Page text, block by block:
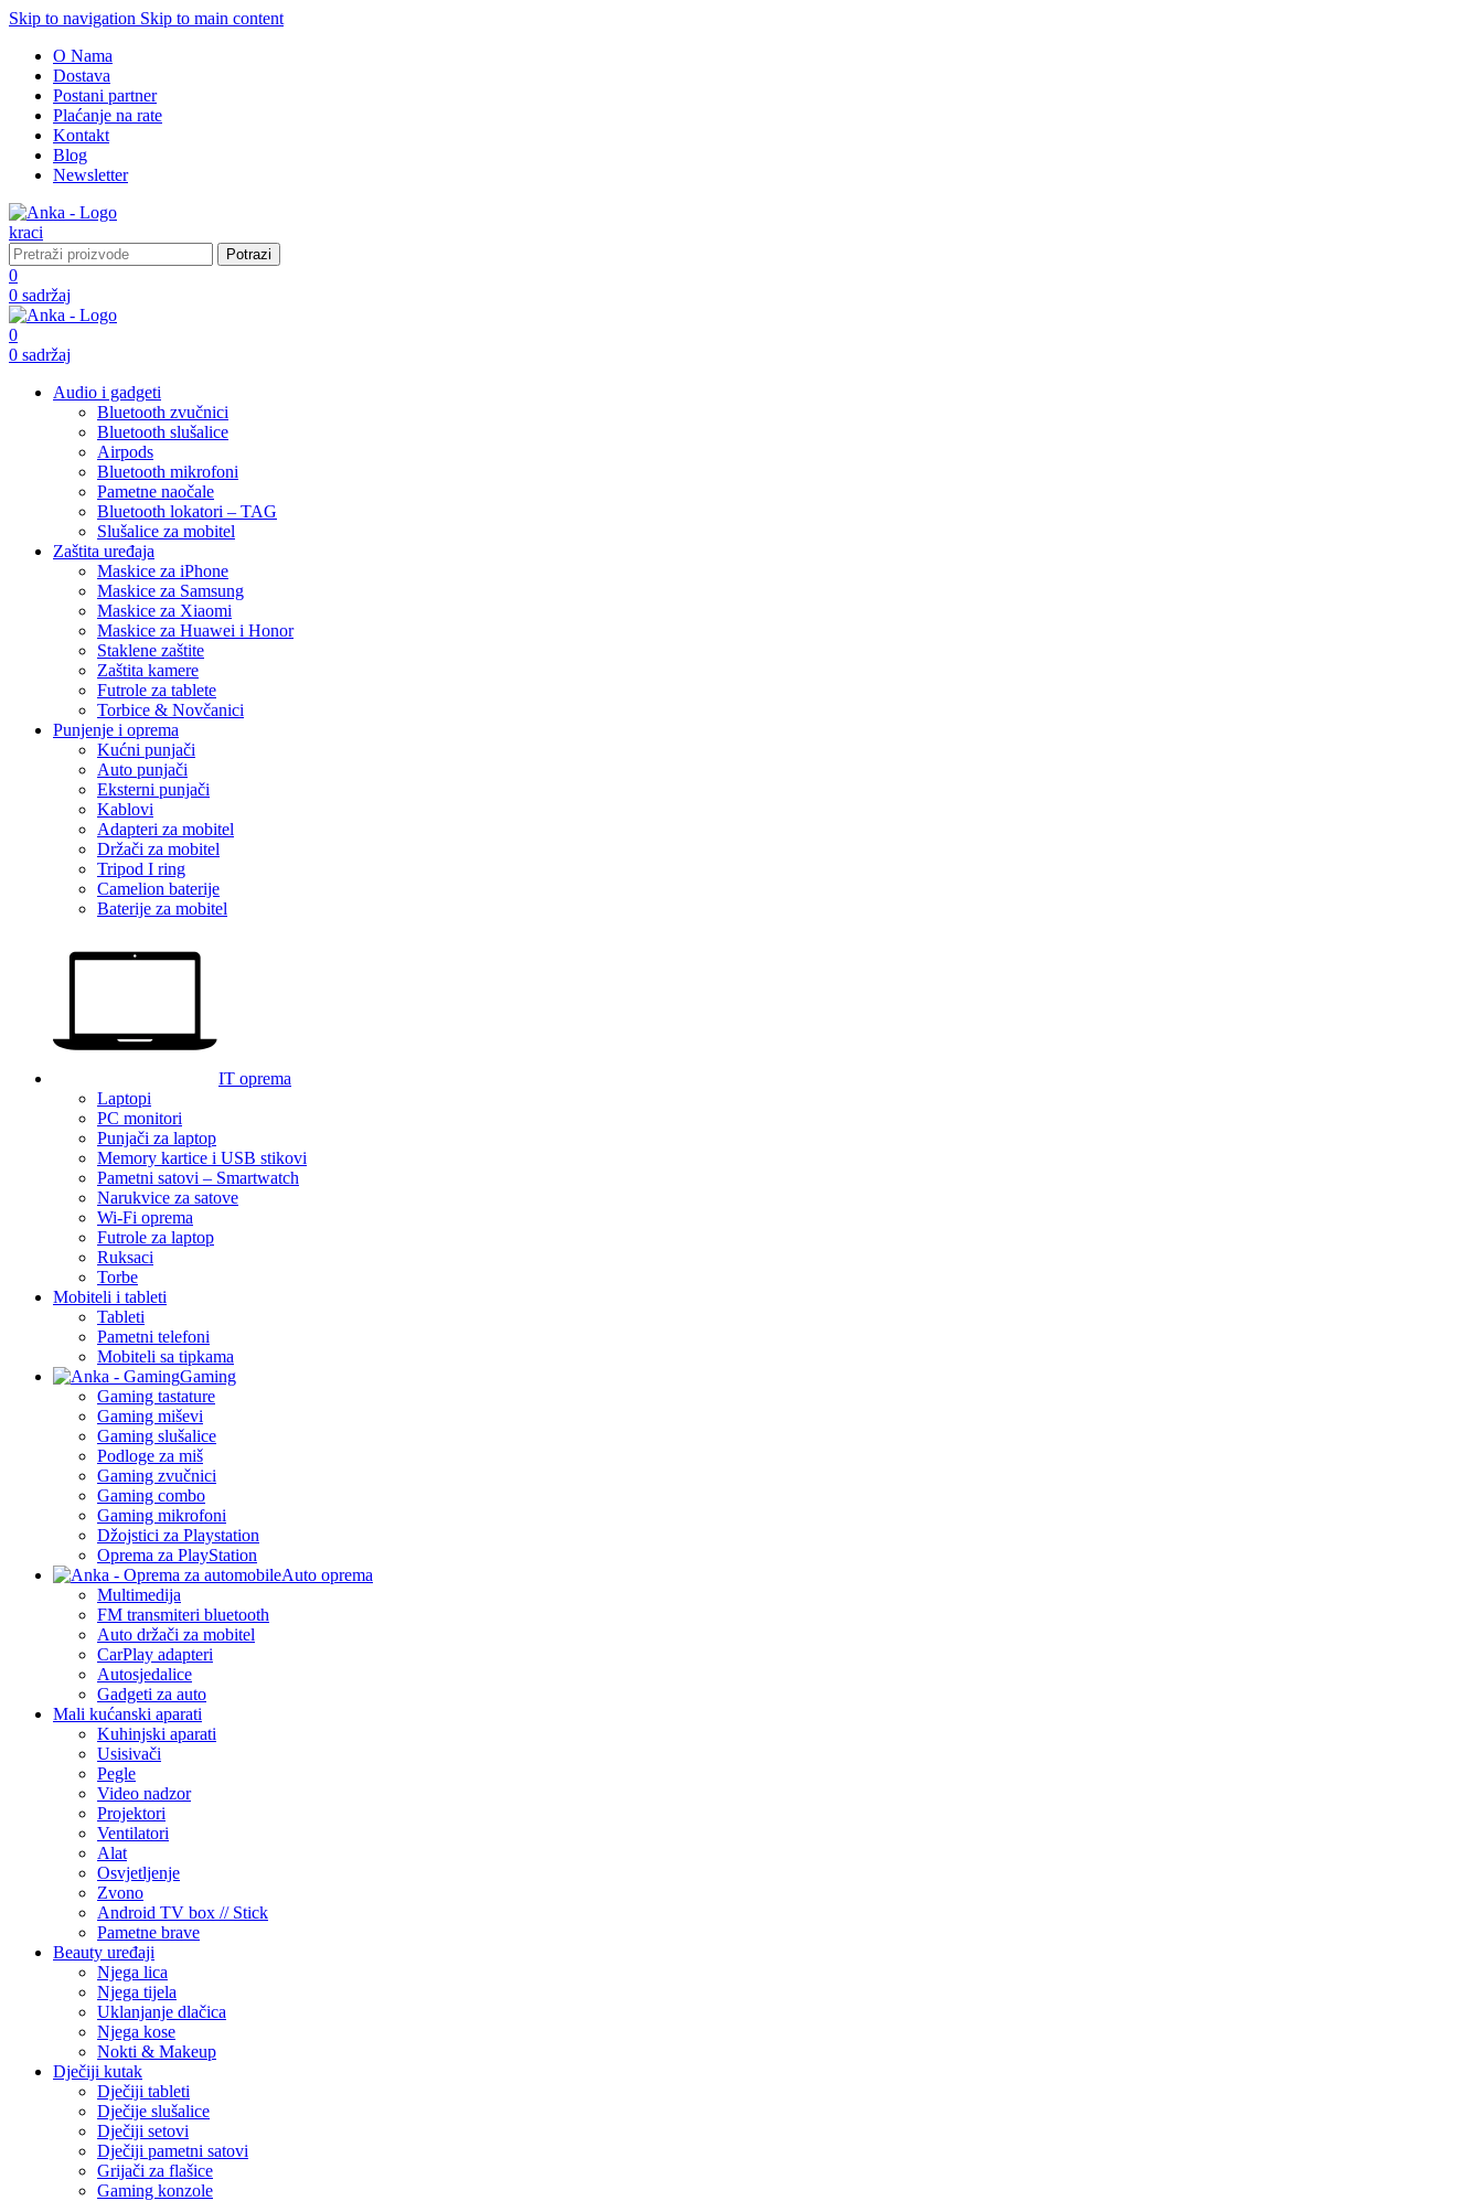
Skip to navigation Skip to main content
O Nama
Dostava
Postani partner
Plaćanje na rate
Kontakt
Blog
Newsletter
Potrazi
0
0 sadržaj
0
0 sadržaj
Audio i gadgeti
Bluetooth zvučnici
Bluetooth slušalice
Airpods
Bluetooth mikrofoni
Pametne naočale
Bluetooth lokatori – TAG
Slušalice za mobitel
Zaštita uređaja
Maskice za iPhone
Maskice za Samsung
Maskice za Xiaomi
Maskice za Huawei i Honor
Staklene zaštite
Zaštita kamere
Futrole za tablete
Torbice & Novčanici
Punjenje i oprema
Kućni punjači
Auto punjači
Eksterni punjači
Kablovi
Adapteri za mobitel
Držači za mobitel
Tripod I ring
Camelion baterije
Baterije za mobitel
IT oprema
Laptopi
PC monitori
Punjači za laptop
Memory kartice i USB stikovi
Pametni satovi – Smartwatch
Narukvice za satove
Wi-Fi oprema
Futrole za laptop
Ruksaci
Torbe
Mobiteli i tableti
Tableti
Pametni telefoni
Mobiteli sa tipkama
Gaming
Gaming tastature
Gaming miševi
Gaming slušalice
Podloge za miš
Gaming zvučnici
Gaming combo
Gaming mikrofoni
Džojstici za Playstation
Oprema za PlayStation
Auto oprema
Multimedija
FM transmiteri bluetooth
Auto držači za mobitel
CarPlay adapteri
Autosjedalice
Gadgeti za auto
Mali kućanski aparati
Kuhinjski aparati
Usisivači
Pegle
Video nadzor
Projektori
Ventilatori
Alat
Osvjetljenje
Zvono
Android TV box // Stick
Pametne brave
Beauty uređaji
Njega lica
Njega tijela
Uklanjanje dlačica
Njega kose
Nokti & Makeup
Dječiji kutak
Dječiji tableti
Dječije slušalice
Dječiji setovi
Dječiji pametni satovi
Grijači za flašice
Gaming konzole